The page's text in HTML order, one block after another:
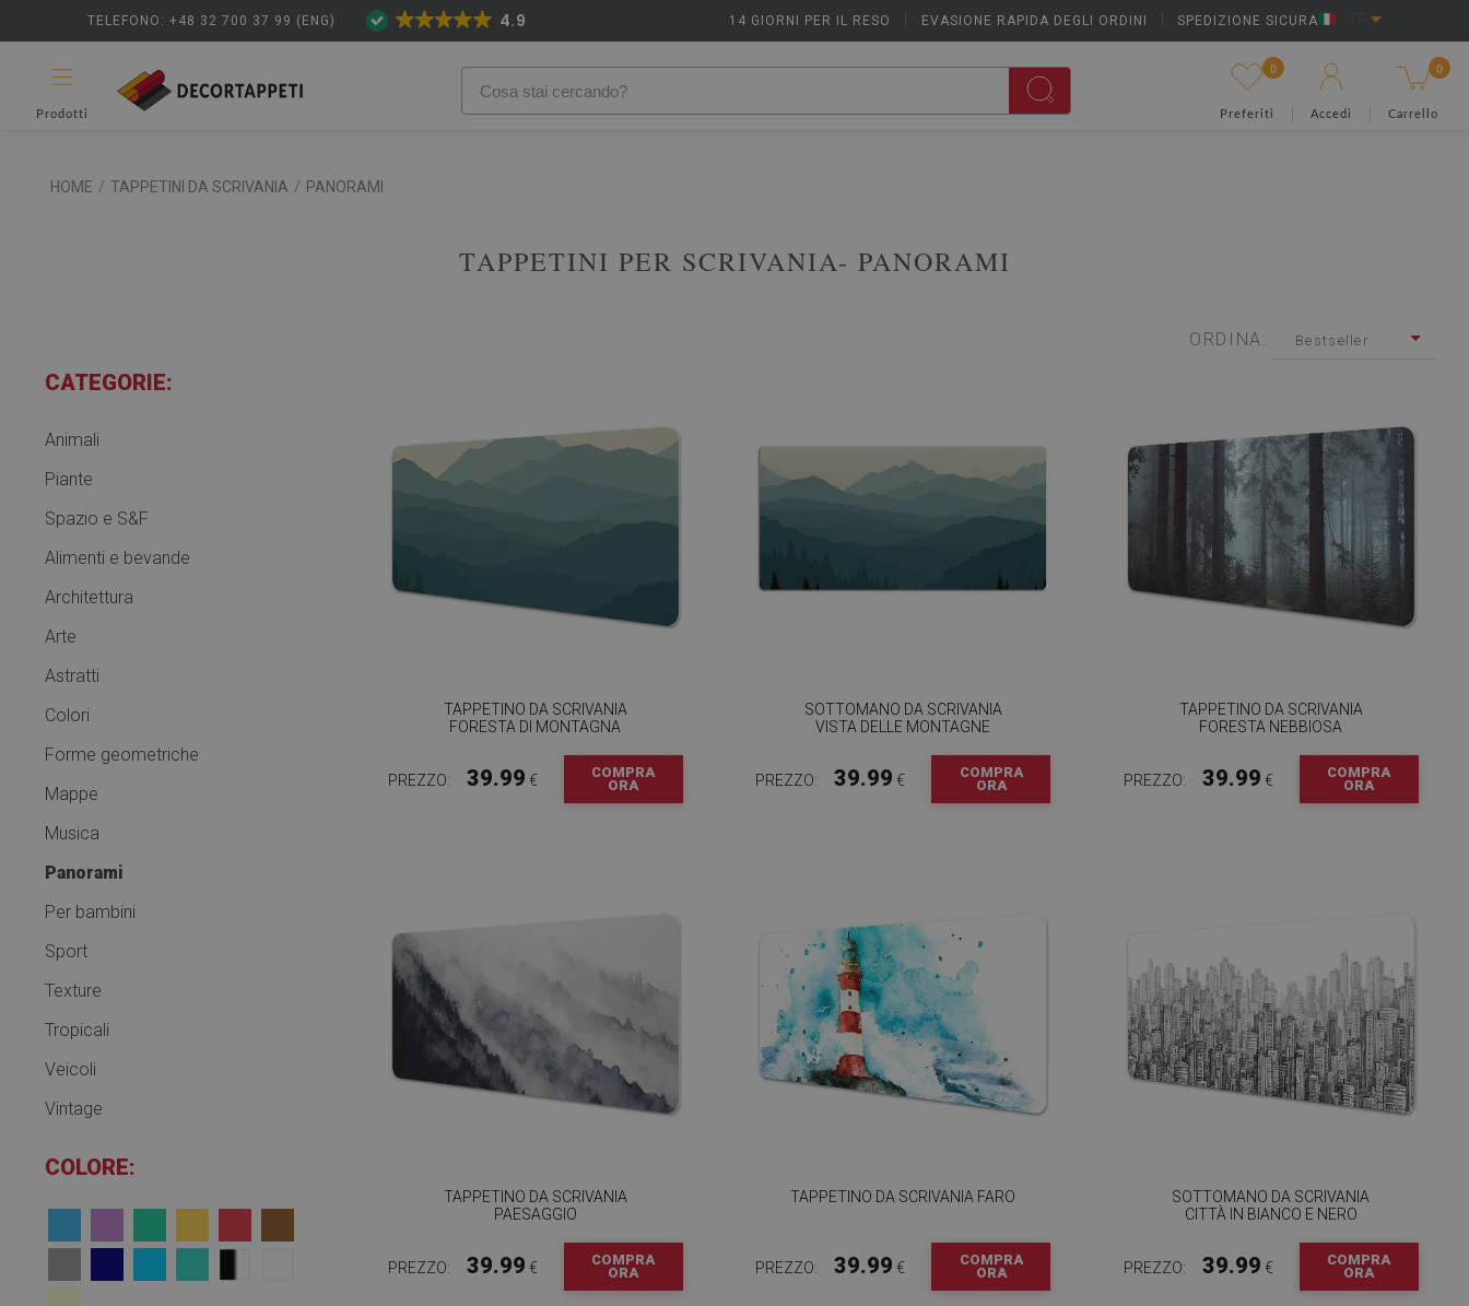
TELEFONO: +48 32 700 37 99 (ENG) 14 GIORNI PER IL RESO EVASIONE RAPIDA DEGLI ORDINI SPEDIZIONE SICURA
4.9
Prodotti
0
Preferiti Accedi
0
Carrello
HOME / TAPPETINI DA SCRIVANIA / PANORAMI
TAPPETINI PER SCRIVANIA- PANORAMI
ORDINA: Bestseller
CATEGORIE:
Animali
Piante
Spazio e S&F
Alimenti e bevande
Architettura
Arte
Astratti
Colori
Forme geometriche
Mappe
Musica
Panorami
Per bambini
Sport
Texture
Tropicali
Veicoli
Vintage
COLORE:
TAPPETINO DA SCRIVANIA
FORESTA DI MONTAGNA
PREZZO: 39.99 €
COMPRA
ORA
SOTTOMANO DA SCRIVANIA
VISTA DELLE MONTAGNE
PREZZO: 39.99 €
COMPRA
ORA
TAPPETINO DA SCRIVANIA
FORESTA NEBBIOSA
PREZZO: 39.99 €
COMPRA
ORA
TAPPETINO DA SCRIVANIA
PAESAGGIO
PREZZO: 39.99 €
COMPRA
ORA
TAPPETINO DA SCRIVANIA FARO
PREZZO: 39.99 €
COMPRA
ORA
SOTTOMANO DA SCRIVANIA
CITTÀ IN BIANCO E NERO
PREZZO: 39.99 €
COMPRA
ORA